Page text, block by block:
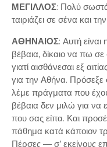
ΜΕΓΙΛΛΟΣ: Πολύ
ταιριάζει σε σένα και
ΑΘΗΝΑΙΟΣ: Αυτή είναι
βέβαια, δίκαιο να πω σε
γιατί αισθάνεσαι εξ
για την Αθήνα. Πρόσεξε
λέμε πράγματα που
βέβαια δεν μιλώ για να
που σας είπα. Και
πάθημα κατά κάποιον
Πέρσες ― σ’ εκείνους